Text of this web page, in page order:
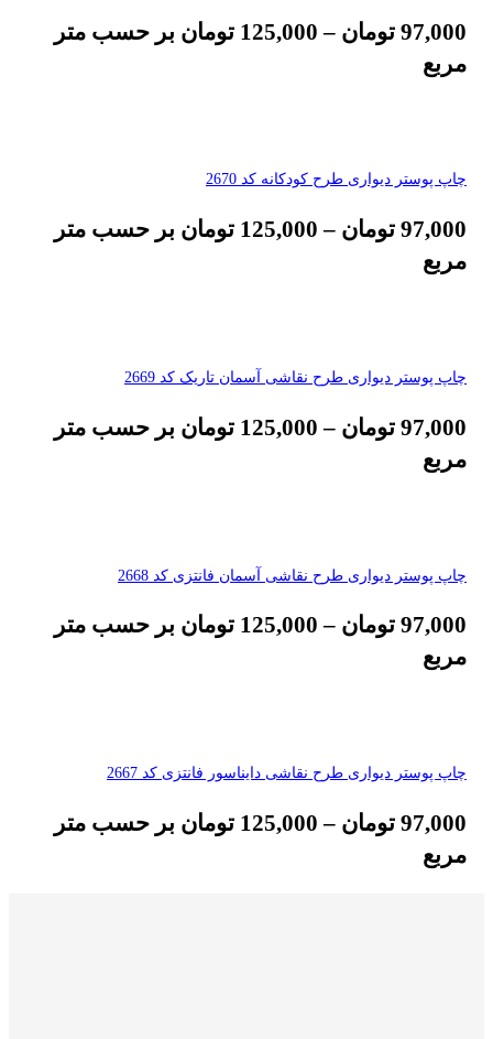
97,000 تومان –
125,000 تومان بر حسب متر
مربع
چاپ پوستر دیواری طرح کودکانه کد 2670
97,000 تومان –
125,000 تومان بر حسب متر
مربع
چاپ پوستر دیواری طرح نقاشی آسمان تاریک کد 2669
97,000 تومان –
125,000 تومان بر حسب متر
مربع
چاپ پوستر دیواری طرح نقاشی آسمان فانتزی کد 2668
97,000 تومان –
125,000 تومان بر حسب متر
مربع
چاپ پوستر دیواری طرح نقاشی دایناسور فانتزی کد 2667
97,000 تومان –
125,000 تومان بر حسب متر
مربع